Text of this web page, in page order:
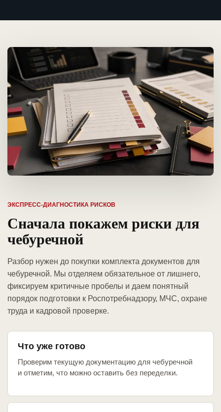
ЭКСПРЕСС-ДИАГНОСТИКА РИСКОВ
Сначала покажем риски для
чебуречной
Разбор нужен до покупки комплекта документов для
чебуречной. Мы отделяем обязательное от лишнего,
фиксируем критичные пробелы и даем понятный
порядок подготовки к Роспотребнадзору, МЧС, охране
труда и кадровой проверке.
Что уже готово
Проверим текущую документацию для чебуречной
и отметим, что можно оставить без переделки.